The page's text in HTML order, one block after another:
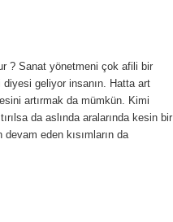
? Sanat yönetmeni çok afili bir
geliyor insanın. Hatta art
artırmak da mümkün. Kimi
da aslında aralarında kesin bir
devam eden kısımların da